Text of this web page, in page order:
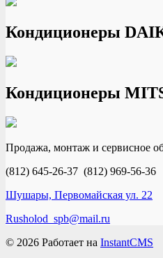
Кондиционеры
Кондиционеры
Продажа, монтаж и сервисное
(812) 645-26-37 (812) 969-56-36
Шушары, Первомайская ул. 22
Rusholod_spb@mail.ru
© 2026 Работает на InstantCMS